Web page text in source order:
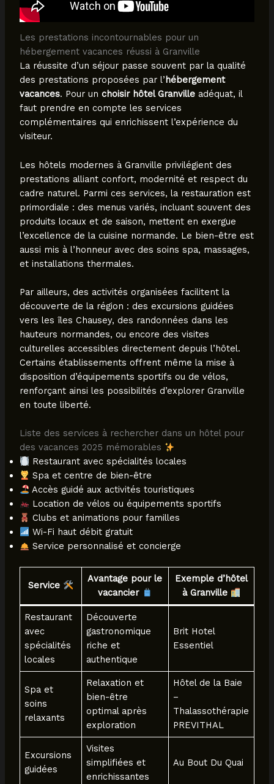
Les prestations incontournables pour un
hébergement vacances réussi à Granville
La réussite d’un séjour passe souvent par la qualité
des prestations proposées par l’hébergement
vacances. Pour un choisir hôtel Granvilleadéquat, il
faut prendre en compte les services
complémentaires qui enrichissent l’expérience du
visiteur.
Les hôtels modernes à Granville privilégient des
prestations alliant confort, modernité et respect du
cadre naturel. Parmi ces services, la restauration est
primordiale : des menus variés, incluant souvent des
produits locaux et de saison, mettent en exergue
l’excellence de la cuisine normande. Le bien-être est
aussi mis à l’honneur avec des soins spa, massages,
et installations thermales.
Par ailleurs, des activités organisées facilitent la
découverte de la région : des excursions guidées
vers les îles Chausey, des randonnées dans les
hauteurs normandes, ou encore des visites
culturelles accessibles directement depuis l’hôtel.
Certains établissements offrent même la mise à
disposition d’équipements sportifs ou de vélos,
renforçant ainsi les possibilités d’explorer Granville
en toute liberté.
Liste des services à rechercher dans un hôtel pour
des vacances 2025 mémorables
Restaurant avec spécialités locales
Spa et centre de bien-être
Accès guidé aux activités touristiques
Location de vélos ou équipements sportifs
Clubs et animations pour familles
Wi-Fi haut débit gratuit
Service personnalisé et concierge
Service
Avantage pour le
vacancier
Exemple d’hôtel
à Granville
Restaurant
avec
spécialités
locales
Découverte
gastronomique
riche et
authentique
Brit Hotel
Essentiel
Spa et
soins
relaxants
Relaxation et
bien-être
optimal après
exploration
Hôtel de la Baie
–
Thalassothérapie
PREVITHAL
Excursions
guidées
Visites
simplifiées et
enrichissantes
Au Bout Du Quai